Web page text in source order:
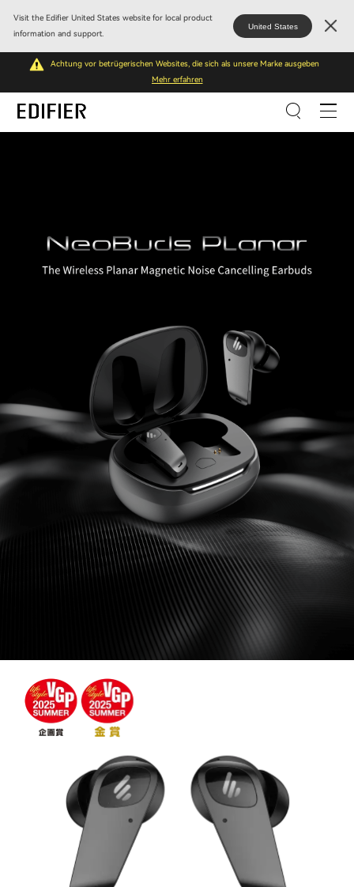
Visit the Edifier United States website for local product
information and support.
United States
Achtung vor betrügerischen Websites, die sich als unsere Marke ausgeben
Mehr erfahren